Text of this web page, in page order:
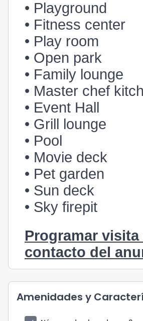
• Playground
• Fitness center
• Play room
• Open park
• Family lounge
• Master chef
• Event Hall
• Grill lounge
• Pool
• Movie deck
• Pet garden
• Sun deck
• Sky firepit
Programar visita
contacto del
Amenidades y